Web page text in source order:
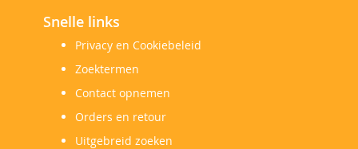
Snelle links
Privacy en Cookiebeleid
Zoektermen
Contact opnemen
Orders en retour
Uitgebreid zoeken